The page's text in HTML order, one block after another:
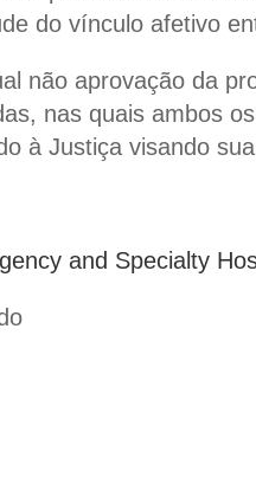
do vínculo afetivo
não aprovação da
nas quais ambos
à Justiça visando
and Specialty